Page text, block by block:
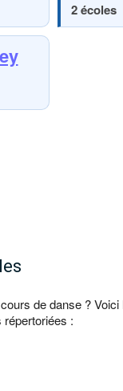
2 écoles
de danse ?
: